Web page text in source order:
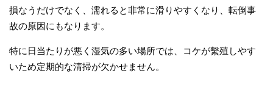
損なうだけでなく、濡れると非常に滑りやすくなり、転倒事
故の原因にもなります。
特に日当たりが悪く湿気の多い場所では、コケが繫殖しやす
いため定期的な清掃が欠かせません。